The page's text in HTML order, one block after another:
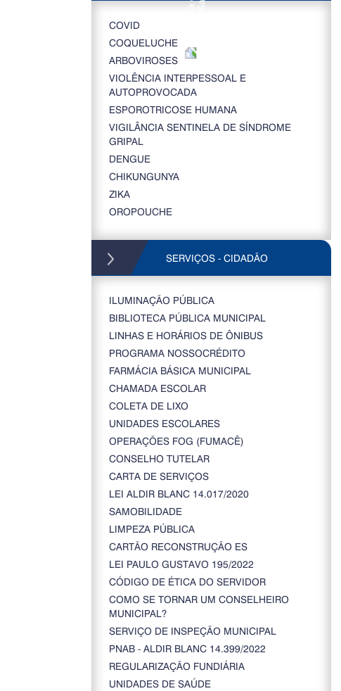
COVID
COQUELUCHE
ARBOVIROSES
VIOLÊNCIA INTERPESSOAL E
AUTOPROVOCADA
ESPOROTRICOSE HUMANA
VIGILÂNCIA SENTINELA DE SÍNDROME
GRIPAL
DENGUE
CHIKUNGUNYA
ZIKA
OROPOUCHE
SERVIÇOS - CIDADÃO
ILUMINAÇÃO PÚBLICA
BIBLIOTECA PÚBLICA MUNICIPAL
LINHAS E HORÁRIOS DE ÔNIBUS
PROGRAMA NOSSOCRÉDITO
FARMÁCIA BÁSICA MUNICIPAL
CHAMADA ESCOLAR
COLETA DE LIXO
UNIDADES ESCOLARES
OPERAÇÕES FOG (FUMACÊ)
CONSELHO TUTELAR
CARTA DE SERVIÇOS
LEI ALDIR BLANC 14.017/2020
SAMOBILIDADE
LIMPEZA PÚBLICA
CARTÃO RECONSTRUÇÃO ES
LEI PAULO GUSTAVO 195/2022
CÓDIGO DE ÉTICA DO SERVIDOR
COMO SE TORNAR UM CONSELHEIRO
MUNICIPAL?
SERVIÇO DE INSPEÇÃO MUNICIPAL
PNAB - ALDIR BLANC 14.399/2022
REGULARIZAÇÃO FUNDIÁRIA
UNIDADES DE SAÚDE